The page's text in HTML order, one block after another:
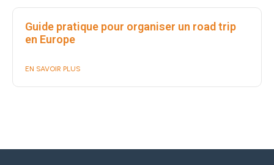
Guide pratique pour organiser un road trip
en Europe
EN SAVOIR PLUS